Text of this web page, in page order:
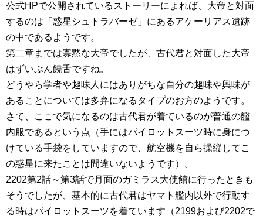
公式HPで公開されているストーリーによれば、大帝と対面
するのは「惑星シュトラバーゼ」にあるアケーリアス遺跡
の中であるようです。
第二章までは寡黙な大帝でしたが、古代君と対面した大帝
はずいぶん饒舌ですね。
どうやら学者や趣味人にはありがちな自分の趣味や興味が
あることについては多弁になるタイプのお方のようです。
さて、ここで気になるのは古代君が着ているのが普通の艦
内服であるという点（手にはパイロットスーツ時に身につ
けている手袋をしていますので、航空機を自ら操縦してこ
の惑星に来たことは間違いないようです）。
2202第2話～第3話で月面のガミラス大使館に行ったときも
そうでしたが、基本的に古代君はヤマト艦内以外で行動す
る時はパイロットスーツを着ています（2199および2202で